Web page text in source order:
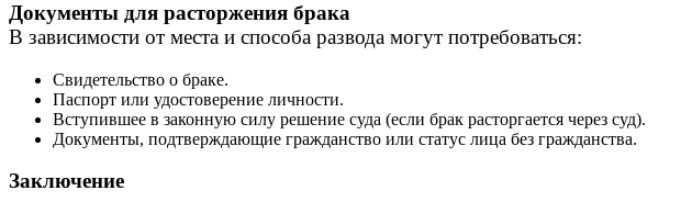
Документы для расторжения брака
В зависимости от места и способа развода могут потребоваться:
Свидетельство о браке.
Паспорт или удостоверение личности.
Вступившее в законную силу решение суда (если брак расторгается через суд).
Документы, подтверждающие гражданство или статус лица без гражданства.
Заключение